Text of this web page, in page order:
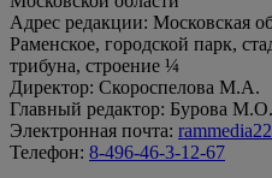
Адрес редакции: Московская
Раменское, городской парк,
трибуна, строение ¼
Директор: Скороспелова М.А.
Главный редактор: Бурова М.О.
Электронная почта:
Телефон: 8-496-46-3-12-67